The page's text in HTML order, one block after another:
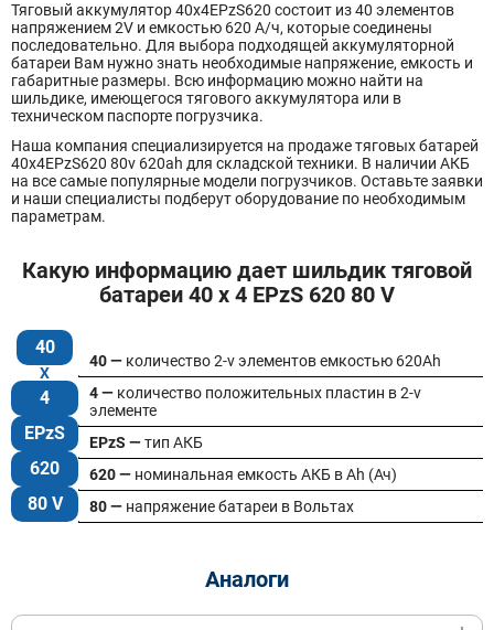
Тяговый аккумулятор 40x4EPzS620 состоит из 40 элементов
напряжением 2V и емкостью 620 А/ч, которые соединены
последовательно. Для выбора подходящей аккумуляторной
батареи Вам нужно знать необходимые напряжение, емкость и
габаритные размеры. Всю информацию можно найти на
шильдике, имеющегося тягового аккумулятора или в
техническом паспорте погрузчика.
Наша компания специализируется на продаже тяговых батарей
40х4EPzS620 80v 620ah для складской техники. В наличии АКБ
на все самые популярные модели погрузчиков. Оставьте заявки
и наши специалисты подберут оборудование по необходимым
параметрам.
Какую информацию дает шильдик тяговой
батареи 40 x 4 EPzS 620 80 V
40
4
EPzS
620
80 V
40 — количество 2-v элементов емкостью 620Ah
80 — напряжение батареи в Вольтах
4 — количество положительных пластин в 2-v
элементе
620 — номинальная емкость АКБ в Ah (Ач)
EPzS —тип АКБ
Аналоги